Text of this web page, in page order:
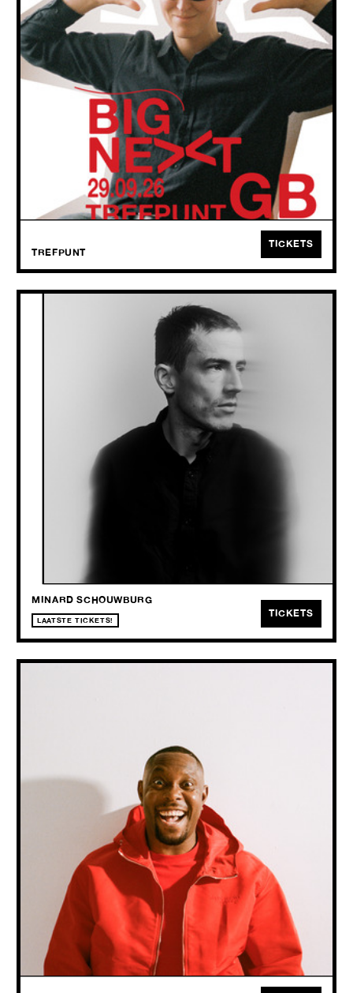
TUE
29.09
2026
GB weeft een bijzonder web van avontuurlijke gitaarmuziek waarin
ruwe, gelaagde texturen naadloos versmelten met een verrassend
scherp gevoel voor pop.
TREFPUNT
TICKETS
TUE
29.09
2026
CHARLIE CUNNINGHAM
MINARD SCHOUWBURG
LAATSTE TICKETS!
TICKETS
WED
30.09
2026
Van Boy in da Corner tot Don't Take It Personal: twee decennia
compromisloze grime.